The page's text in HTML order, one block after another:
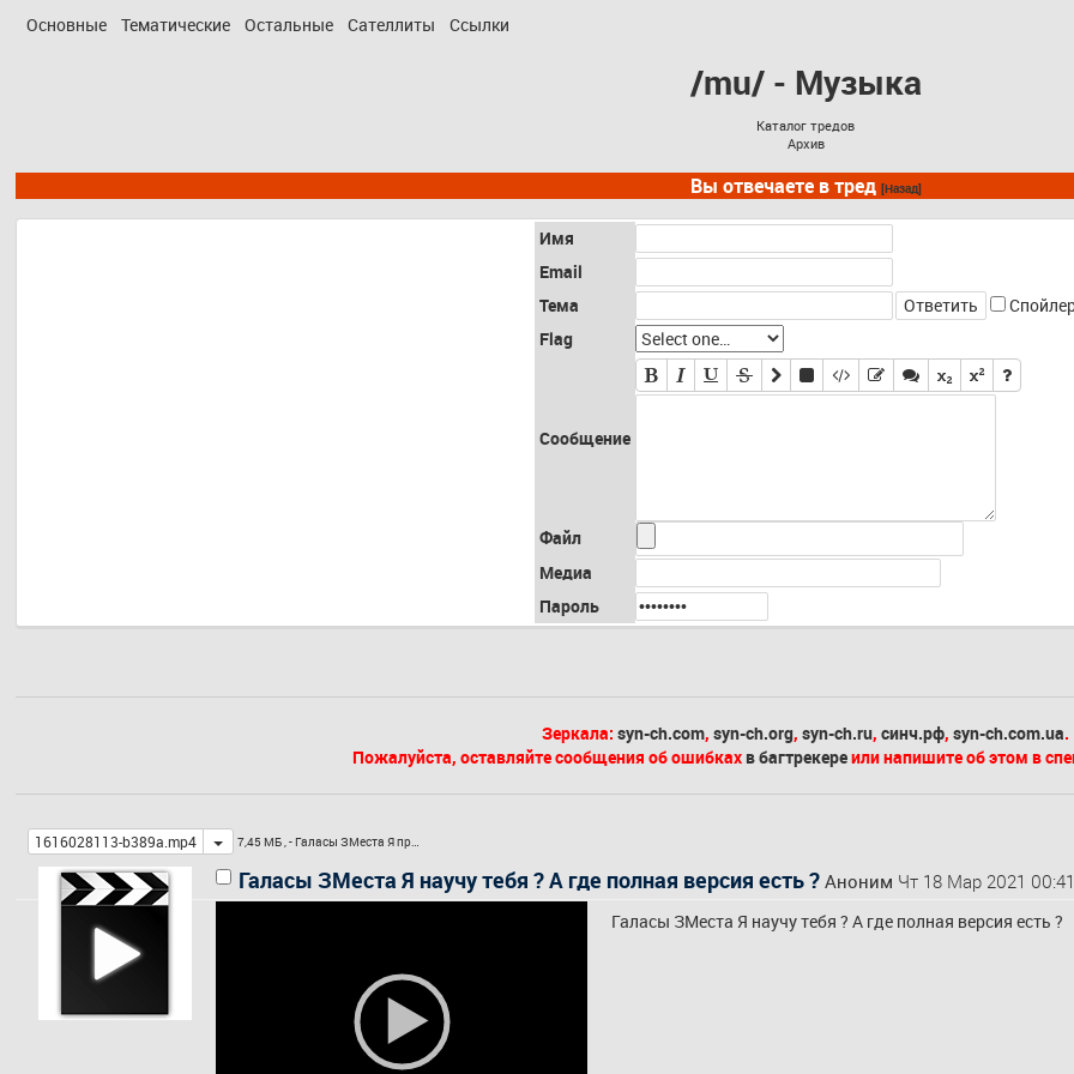
Основные Тематические Остальные Сателлиты Ссылки
/mu/ - Музыка
Каталог тредов
Архив
Вы отвечаете в тред [Назад]
Имя
Email
Тема
Flag
Сообщение
Файл
Медиа
Пароль
Зеркала: syn-ch.com, syn-ch.org, syn-ch.ru, синч.рф, syn-ch.com.ua.
Пожалуйста, оставляйте сообщения об ошибках в багтрекереили напишите об этом в
1616028113-b389a.mp4 Toggle
7,45 МБ ,- Галасы ЗМеста Я пр…
Галасы ЗМеста Я научу тебя ? А где полная версия есть ? Аноним Чт 18 Мар 2021
Галасы ЗМеста Я научу тебя ? А где полная версия есть ?